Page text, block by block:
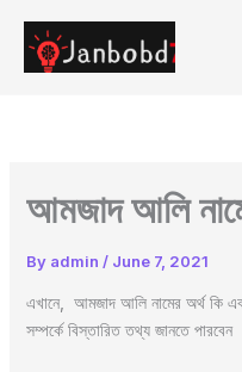
content
আমজাদ আলি
By admin / June 7, 2021
এখানে, আমজাদ আলি নামের অর্থ
সম্পর্কে বিস্তারিত তথ্য জানতে পারবেন